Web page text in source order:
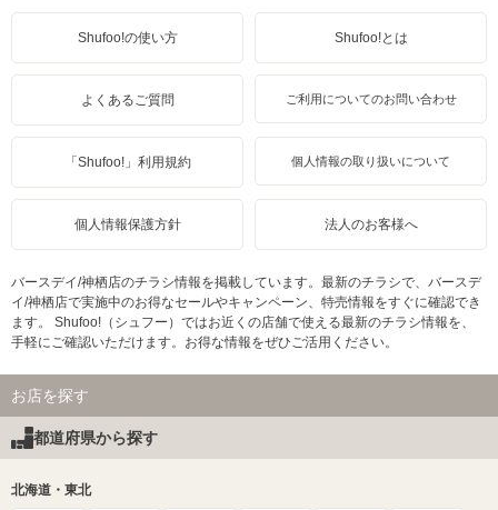
Shufoo!の使い方 Shufoo!とは
よくあるご質問 ご利用についてのお問い合わせ
「Shufoo!」利用規約 個人情報の取り扱いについて
個人情報保護方針 法人のお客様へ
バースデイ/神栖店のチラシ情報を掲載しています。最新のチラシで、バースデ
イ/神栖店で実施中のお得なセールやキャンペーン、特売情報をすぐに確認でき
ます。 Shufoo!（シュフー）ではお近くの店舗で使える最新のチラシ情報を、
手軽にご確認いただけます。お得な情報をぜひご活用ください。
お店を探す
都道府県から探す
北海道・東北